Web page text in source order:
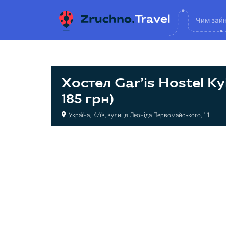
Чим
Хостел Gar’is Hostel
185 грн)
Україна, Київ, вулиця Леоніда Первомайського, 11